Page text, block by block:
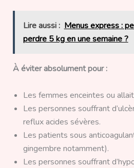
Lire aussi : Menus express :
perdre 5 kg en une semaine ?
À éviter absolument pour :
Les femmes enceintes ou
Les personnes souffrant
reflux acides sévères.
Les patients sous
gingembre notamment).
Les personnes souffrant